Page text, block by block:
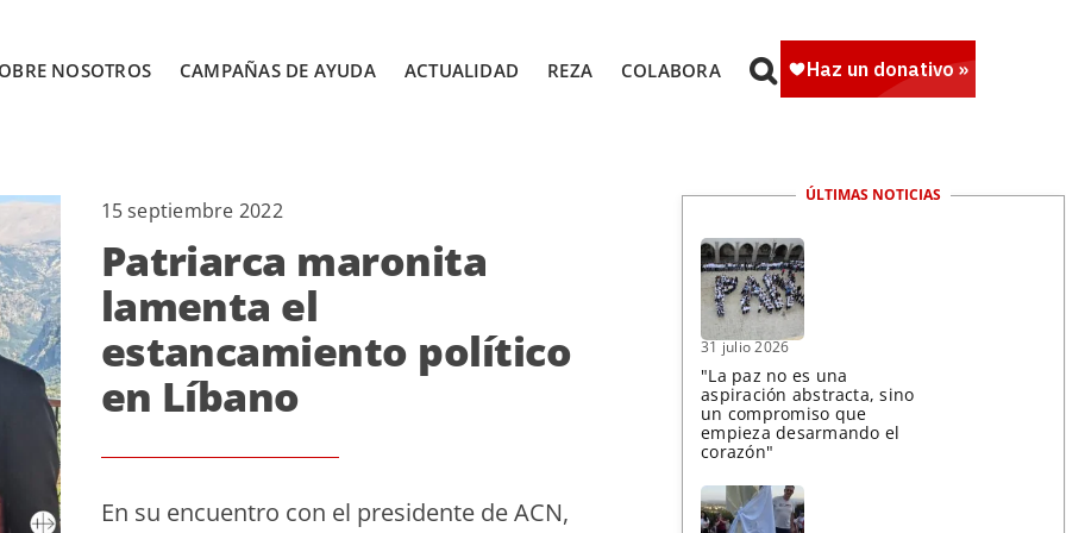
NOSOTROS CAMPAÑAS DE AYUDA ACTUALIDAD REZA COLABORA
15 septiembre 2022
Patriarca maronita
lamenta el
estancamiento político
en Líbano
En su encuentro con el presidente de ACN,
ÚLTIMAS NOTICIAS
31 julio 2026
"La paz no es una
aspiración abstracta, sino
un compromiso que
empieza desarmando el
corazón"